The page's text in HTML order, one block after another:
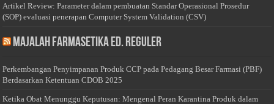
Artikel Review: Parameter dalam pembuatan Standar Operasional Prosedur
(SOP) evaluasi penerapan Computer System Validation (CSV)
Majalah Farmasetika Ed. Reguler
Perkembangan Penyimpanan Produk CCP pada Pedagang Besar Farmasi (PBF)
Berdasarkan Ketentuan CDOB 2025
Ketika Obat Menunggu Keputusan: Mengenal Peran Karantina Produk dalam